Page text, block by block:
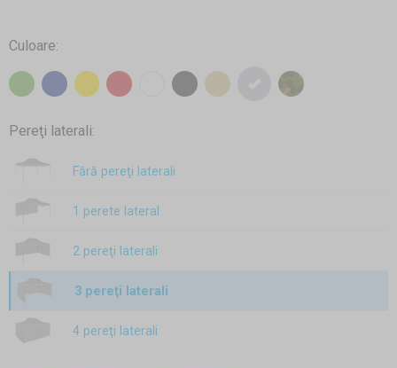
Culoare:
Pereţi laterali:
Fără pereţi laterali
1 perete lateral
2 pereţi laterali
3 pereţi laterali
4 pereţi laterali